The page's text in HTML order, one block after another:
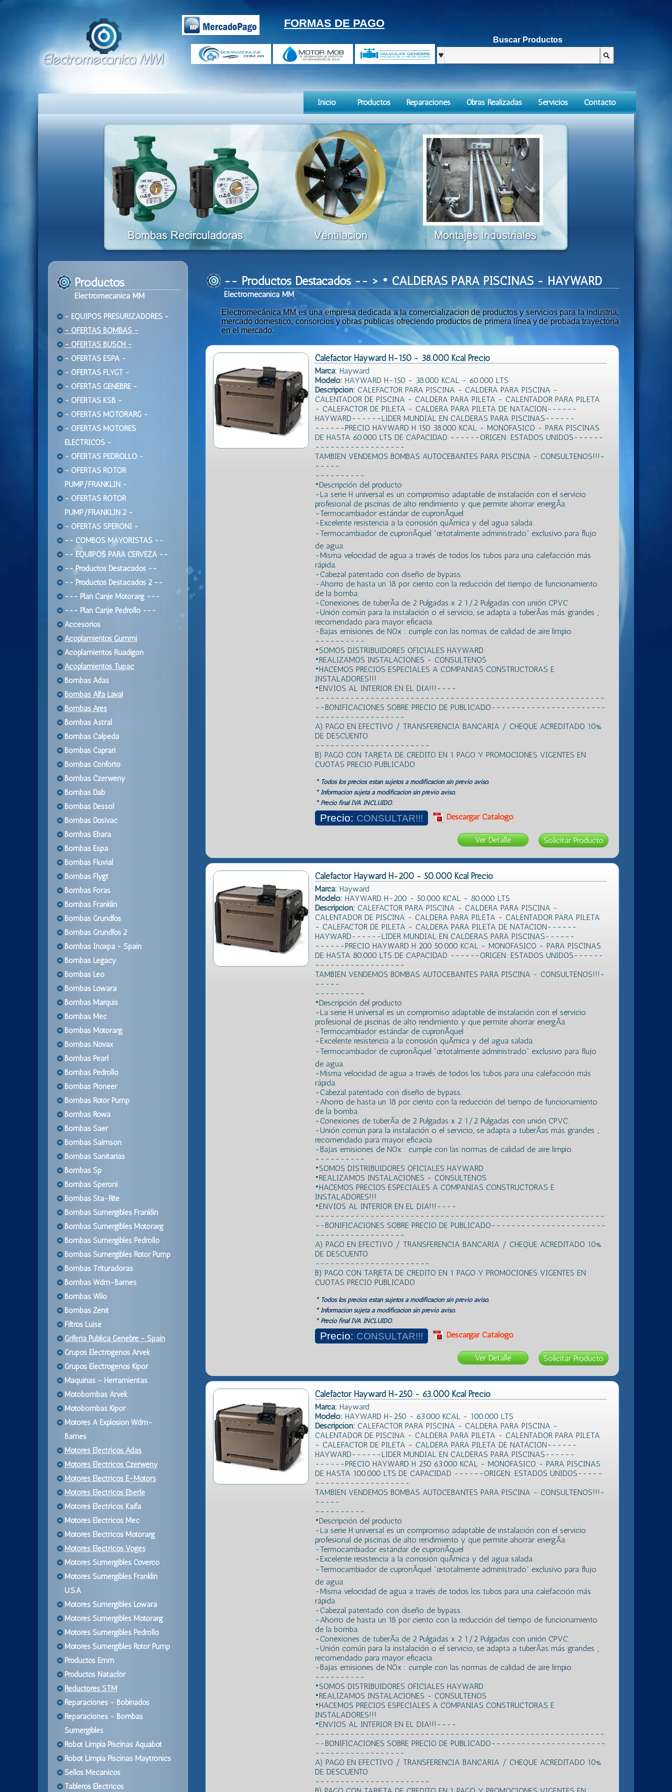
FORMAS DE PAGO
Buscar Productos
Inicio Productos Reparaciones Obras Realizadas Servicios Contacto
Productos
Electromecanica MM
- EQUIPOS PRESURIZADORES -
- OFERTAS BOMBAS -
- OFERTAS BUSCH -
- OFERTAS ESPA -
- OFERTAS FLYGT -
- OFERTAS GENEBRE -
- OFERTAS KSB -
- OFERTAS MOTORARG -
- OFERTAS MOTORES
ELECTRICOS -
- OFERTAS PEDROLLO -
- OFERTAS ROTOR
PUMP/FRANKLIN -
- OFERTAS ROTOR
PUMP/FRANKLIN 2 -
- OFERTAS SPERONI -
-- COMBOS MAYORISTAS --
-- EQUIPOS PARA CERVEZA --
-- Productos Destacados --
-- Productos Destacados 2 --
--- Plan Canje Motorarg ---
--- Plan Canje Pedrollo ---
Accesorios
Acoplamientos Gummi
Acoplamientos Ruadigon
Acoplamientos Tupac
Bombas Adas
Bombas Alfa Laval
Bombas Ares
Bombas Astral
Bombas Calpeda
Bombas Caprari
Bombas Conforto
Bombas Czerweny
Bombas Dab
Bombas Dessol
Bombas Dosivac
Bombas Ebara
Bombas Espa
Bombas Fluvial
Bombas Flygt
Bombas Foras
Bombas Franklin
Bombas Grundfos
Bombas Grundfos 2
Bombas Inoxpa - Spain
Bombas Legacy
Bombas Leo
Bombas Lowara
Bombas Marquis
Bombas Mec
Bombas Motorarg
Bombas Novax
Bombas Pearl
Bombas Pedrollo
Bombas Pioneer
Bombas Rotor Pump
Bombas Rowa
Bombas Saer
Bombas Salmson
Bombas Sanitarias
Bombas Sp
Bombas Speroni
Bombas Sta-Rite
Bombas Sumergibles Franklin
Bombas Sumergibles Motorarg
Bombas Sumergibles Pedrollo
Bombas Sumergibles Rotor Pump
Bombas Trituradoras
Bombas Wdm-Barnes
Bombas Wilo
Bombas Zenit
Filtros Luise
Griferia Publica Genebre - Spain
Grupos Electrogenos Arvek
Grupos Electrogenos Kipor
Maquinas - Herramientas
Motobombas Arvek
Motobombas Kipor
Motores A Explosion Wdm-
Barnes
Motores Electricos Adas
Motores Electricos Czerweny
Motores Electricos E-Motors
Motores Electricos Eberle
Motores Electricos Kaifa
Motores Electricos Mec
Motores Electricos Motorarg
Motores Electricos Voges
Motores Sumergibles Coverco
Motores Sumergibles Franklin
U.S.A
Motores Sumergibles Lowara
Motores Sumergibles Motorarg
Motores Sumergibles Pedrollo
Motores Sumergibles Rotor Pump
Productos Emm
Productos Nataclor
Reductores STM
Reparaciones - Bobinados
Reparaciones - Bombas
Sumergibles
Robot Limpia Piscinas Aquabot
Robot Limpia Piscinas Maytronics
Sellos Mecanicos
Tableros Electricos
-- Productos Destacados -- > • CALDERAS PARA PISCINAS - HAYWARD
Electromecanica MM
Electromecánica MM es una empresa dedicada a la comercializacion de productos y servicios para la industria,
mercado domestico, consorcios y obras publicas ofreciendo productos de primera línea y de probada trayectoria
en el mercado.
Calefactor Hayward H-150 - 38.000 Kcal Precio
Marca: Hayward
Modelo: HAYWARD H-150 - 38.000 KCAL - 60.000 LTS
Descripción: CALEFACTOR PARA PISCINA - CALDERA PARA PISCINA -
CALENTADOR DE PISCINA - CALDERA PARA PILETA - CALENTADOR PARA PILETA
- CALEFACTOR DE PILETA - CALDERA PARA PILETA DE NATACION------
HAYWARD------LIDER MUNDIAL EN CALDERAS PARA PISCINAS------
------PRECIO HAYWARD H 150 38.000 KCAL - MONOFASICO - PARA PISCINAS
DE HASTA 60.000 LTS DE CAPACIDAD ------ORIGEN: ESTADOS UNIDOS------
------------------
TAMBIEN VENDEMOS BOMBAS AUTOCEBANTES PARA PISCINA - CONSULTENOS!!!-
-----
----------
•Descripción del producto
-La serie H universal es un compromiso adaptable de instalación con el servicio
profesional de piscinas de alto rendimiento y que permite ahorrar energÃ­a.
-Termocambiador estándar de cupronÃ­quel
-Excelente resistencia a la corrosión quÃ­mica y del agua salada.
-Termocambiador de cupronÃ­quel ”œtotalmente administrado” exclusivo para flujo
de agua.
-Misma velocidad de agua a través de todos los tubos para una calefacción más
rápida.
-Cabezal patentado con diseño de bypass.
-Ahorro de hasta un 18 por ciento con la reducción del tiempo de funcionamiento
de la bomba.
-Conexiones de tuberÃ­a de 2 Pulgadas x 2 1/2 Pulgadas con unión CPVC.
-Unión común para la instalación o el servicio, se adapta a tuberÃ­as más grandes ;
recomendado para mayor eficacia.
-Bajas emisiones de NOx : cumple con las normas de calidad de aire limpio.
----------
•SOMOS DISTRIBUIDORES OFICIALES HAYWARD
•REALIZAMOS INSTALACIONES - CONSULTENOS
•HACEMOS PRECIOS ESPECIALES A COMPANIAS CONSTRUCTORAS E
INSTALADORES!!!
•ENVIOS AL INTERIOR EN EL DIA!!!----
----------------------------------------------------------
--BONIFICACIONES SOBRE PRECIO DE PUBLICADO-----------------------
------------------
A) PAGO EN EFECTIVO / TRANSFERENCIA BANCARIA / CHEQUE ACREDITADO 10%
DE DESCUENTO
-----------------------
B) PAGO CON TARJETA DE CREDITO EN 1 PAGO Y PROMOCIONES VIGENTES EN
CUOTAS PRECIO PUBLICADO
* Todos los precios estan sujetos a modificación sin previo aviso.
* Información sujeta a modificación sin previo aviso.
* Precio final IVA INCLUIDO.
Precio: CONSULTAR!!! Descargar Catálogo
Ver Detalle
Calefactor Hayward H-200 - 50.000 Kcal Precio
Marca: Hayward
Modelo: HAYWARD H-200 - 50.000 KCAL - 80.000 LTS
Descripción: CALEFACTOR PARA PISCINA - CALDERA PARA PISCINA -
CALENTADOR DE PISCINA - CALDERA PARA PILETA - CALENTADOR PARA PILETA
- CALEFACTOR DE PILETA - CALDERA PARA PILETA DE NATACION------
HAYWARD------LIDER MUNDIAL EN CALDERAS PARA PISCINAS------
------PRECIO HAYWARD H 200 50.000 KCAL - MONOFASICO - PARA PISCINAS
DE HASTA 80.000 LTS DE CAPACIDAD ------ORIGEN: ESTADOS UNIDOS------
------------------
TAMBIEN VENDEMOS BOMBAS AUTOCEBANTES PARA PISCINA - CONSULTENOS!!!-
-----
----------
•Descripción del producto
-La serie H universal es un compromiso adaptable de instalación con el servicio
profesional de piscinas de alto rendimiento y que permite ahorrar energÃ­a.
-Termocambiador estándar de cupronÃ­quel
-Excelente resistencia a la corrosión quÃ­mica y del agua salada.
-Termocambiador de cupronÃ­quel ”œtotalmente administrado” exclusivo para flujo
de agua.
-Misma velocidad de agua a través de todos los tubos para una calefacción más
rápida.
-Cabezal patentado con diseño de bypass.
-Ahorro de hasta un 18 por ciento con la reducción del tiempo de funcionamiento
de la bomba.
-Conexiones de tuberÃ­a de 2 Pulgadas x 2 1/2 Pulgadas con unión CPVC.
-Unión común para la instalación o el servicio, se adapta a tuberÃ­as más grandes ;
recomendado para mayor eficacia.
-Bajas emisiones de NOx : cumple con las normas de calidad de aire limpio.
----------
•SOMOS DISTRIBUIDORES OFICIALES HAYWARD
•REALIZAMOS INSTALACIONES - CONSULTENOS
•HACEMOS PRECIOS ESPECIALES A COMPANIAS CONSTRUCTORAS E
INSTALADORES!!!
•ENVIOS AL INTERIOR EN EL DIA!!!----
----------------------------------------------------------
--BONIFICACIONES SOBRE PRECIO DE PUBLICADO-----------------------
------------------
A) PAGO EN EFECTIVO / TRANSFERENCIA BANCARIA / CHEQUE ACREDITADO 10%
DE DESCUENTO
-----------------------
B) PAGO CON TARJETA DE CREDITO EN 1 PAGO Y PROMOCIONES VIGENTES EN
CUOTAS PRECIO PUBLICADO
* Todos los precios estan sujetos a modificación sin previo aviso.
* Información sujeta a modificación sin previo aviso.
* Precio final IVA INCLUIDO.
Precio: CONSULTAR!!! Descargar Catálogo
Ver Detalle
Calefactor Hayward H-250 - 63.000 Kcal Precio
Marca: Hayward
Modelo: HAYWARD H-250 - 63.000 KCAL - 100.000 LTS
Descripción: CALEFACTOR PARA PISCINA - CALDERA PARA PISCINA -
CALENTADOR DE PISCINA - CALDERA PARA PILETA - CALENTADOR PARA PILETA
- CALEFACTOR DE PILETA - CALDERA PARA PILETA DE NATACION------
HAYWARD------LIDER MUNDIAL EN CALDERAS PARA PISCINAS------
------PRECIO HAYWARD H 250 63.000 KCAL - MONOFASICO - PARA PISCINAS
DE HASTA 100.000 LTS DE CAPACIDAD ------ORIGEN: ESTADOS UNIDOS-----
-------------------
TAMBIEN VENDEMOS BOMBAS AUTOCEBANTES PARA PISCINA - CONSULTENOS!!!-
-----
----------
•Descripción del producto
-La serie H universal es un compromiso adaptable de instalación con el servicio
profesional de piscinas de alto rendimiento y que permite ahorrar energÃ­a.
-Termocambiador estándar de cupronÃ­quel
-Excelente resistencia a la corrosión quÃ­mica y del agua salada.
-Termocambiador de cupronÃ­quel ”œtotalmente administrado” exclusivo para flujo
de agua.
-Misma velocidad de agua a través de todos los tubos para una calefacción más
rápida.
-Cabezal patentado con diseño de bypass.
-Ahorro de hasta un 18 por ciento con la reducción del tiempo de funcionamiento
de la bomba.
-Conexiones de tuberÃ­a de 2 Pulgadas x 2 1/2 Pulgadas con unión CPVC.
-Unión común para la instalación o el servicio, se adapta a tuberÃ­as más grandes ;
recomendado para mayor eficacia.
-Bajas emisiones de NOx : cumple con las normas de calidad de aire limpio.
----------
•SOMOS DISTRIBUIDORES OFICIALES HAYWARD
•REALIZAMOS INSTALACIONES - CONSULTENOS
•HACEMOS PRECIOS ESPECIALES A COMPANIAS CONSTRUCTORAS E
INSTALADORES!!!
•ENVIOS AL INTERIOR EN EL DIA!!!----
----------------------------------------------------------
--BONIFICACIONES SOBRE PRECIO DE PUBLICADO-----------------------
------------------
A) PAGO EN EFECTIVO / TRANSFERENCIA BANCARIA / CHEQUE ACREDITADO 10%
DE DESCUENTO
-----------------------